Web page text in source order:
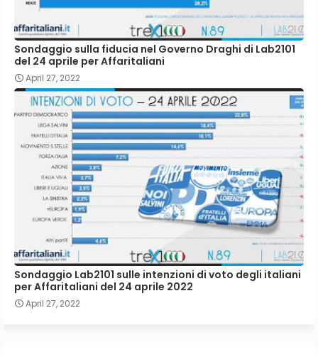
Sondaggio sulla fiducia nel Governo Draghi di Lab2101
del 24 aprile per Affaritaliani
April 27, 2022
Sondaggio Lab2101 sulle intenzioni di voto degli italiani
per Affaritaliani del 24 aprile 2022
April 27, 2022